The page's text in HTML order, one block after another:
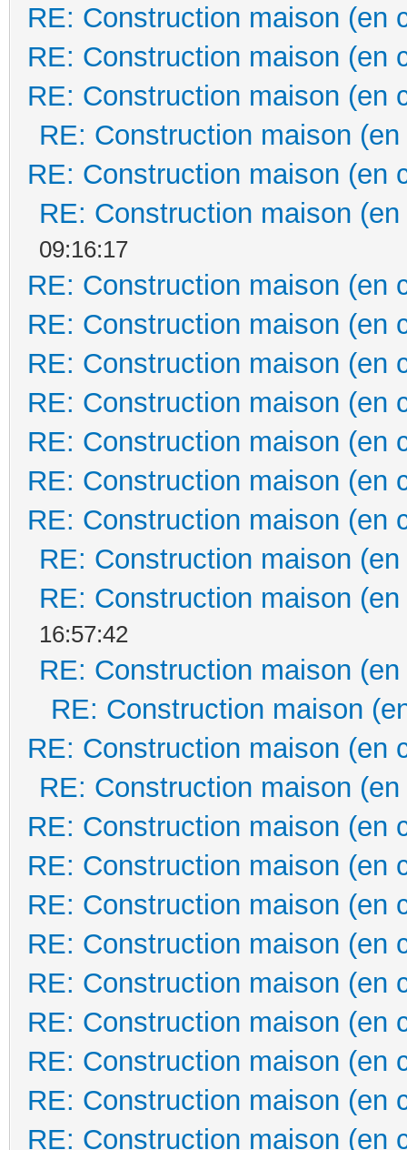
RE: Construction maison (en
RE: Construction maison (en
RE: Construction maison (en
RE: Construction maison
RE: Construction maison (en
RE: Construction maison
09:16:17
RE: Construction maison (en
RE: Construction maison (en
RE: Construction maison (en
RE: Construction maison (en
RE: Construction maison (en
RE: Construction maison (en
RE: Construction maison (en
RE: Construction maison
RE: Construction maison
16:57:42
RE: Construction maison
RE: Construction maison
RE: Construction maison (en
RE: Construction maison
RE: Construction maison (en
RE: Construction maison (en
RE: Construction maison (en
RE: Construction maison (en
RE: Construction maison (en
RE: Construction maison (en
RE: Construction maison (en
RE: Construction maison (en
RE: Construction maison (en